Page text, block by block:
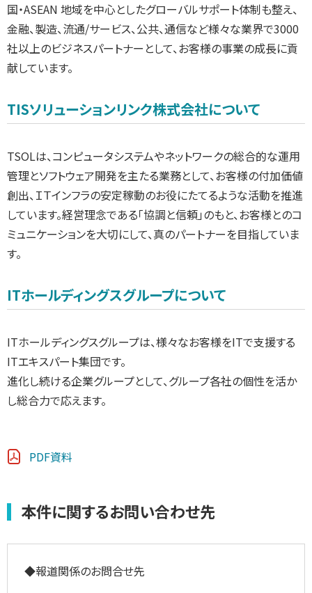
国・ASEAN 地域を中心としたグローバルサポート体制も整え、
金融、製造、流通/サービス、公共、通信など様々な業界で3000
社以上のビジネスパートナーとして、お客様の事業の成長に貢
献しています。
TISソリューションリンク株式会社について
TSOLは、コンピュータシステムやネットワークの総合的な運用
管理とソフトウェア開発を主たる業務として、お客様の付加価値
創出、ＩＴインフラの安定稼動のお役にたてるような活動を推進
しています。経営理念である「協調と信頼」のもと、お客様とのコ
ミュニケーションを大切にして、真のパートナーを目指していま
す。
ITホールディングスグループについて
ITホールディングスグループは、様々なお客様をITで支援する
ITエキスパート集団です。
進化し続ける企業グループとして、グループ各社の個性を活か
し総合力で応えます。
PDF資料
本件に関するお問い合わせ先
◆報道関係のお問合せ先